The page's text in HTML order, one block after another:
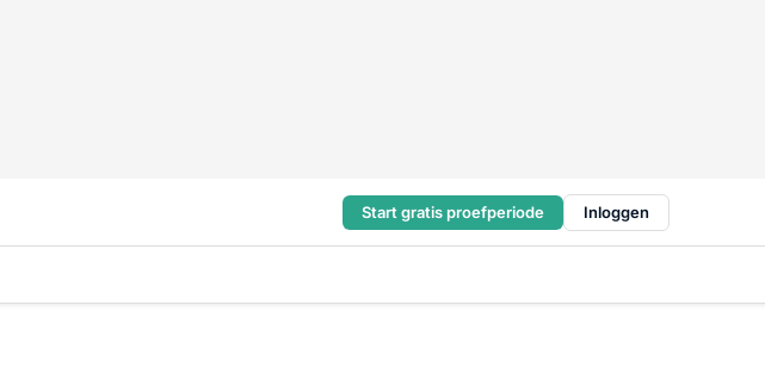
Start gratis proefperiode Inloggen